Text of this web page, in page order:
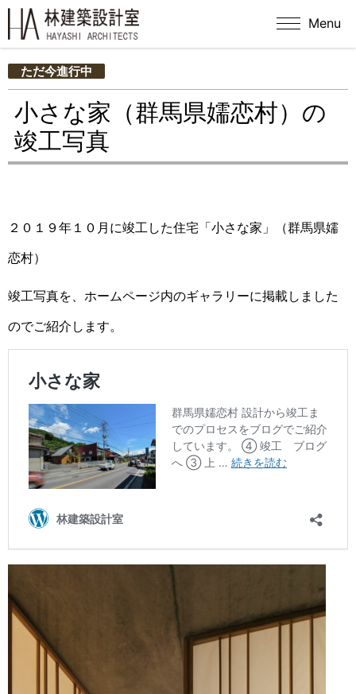
Menu
ただ今進行中
小さな家（群馬県嬬恋村）の
竣工写真
２０１９年１０月に竣工した住宅「小さな家」（群馬県嬬
恋村）
竣工写真を、ホームページ内のギャラリーに掲載しました
のでご紹介します。